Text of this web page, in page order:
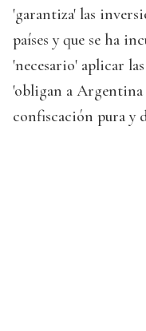
'garantiza' las
países y que se ha
'necesario' aplicar
'obligan a Argentina
confiscación pura y